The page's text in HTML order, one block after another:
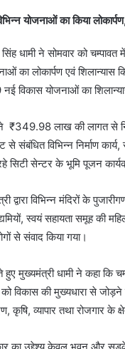
योजनाओं का किया
धामी ने सोमवार को
का लोकार्पण एवं
विकास योजनाओं का
₹349.98 लाख की लागत से
से संबंधित विभिन्न निर्माण
सिटी सेन्टर के भूमि पूजन
द्वारा विभिन्न मंदिरों के
स्वयं सहायता समूह की
से संवाद किया गया।
हुए मुख्यमंत्री धामी ने कहा कि
को विकास की मुख्यधारा से
कृषि, व्यापार तथा रोजगार के
का उद्देश्य केवल भवन और